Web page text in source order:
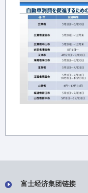
富士经济集团链接